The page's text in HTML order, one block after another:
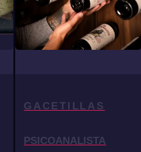
GACETILLAS
PSICOANALISTA